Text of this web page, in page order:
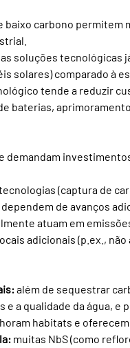
baixo carbono permitem
soluções tecnológicas
solares) comparado à
tende a reduzir
baterias,
demandam
(captura de
de avanços
atuam em
adicionais (p.ex.,
além de sequestrar
e a qualidade da água, e
habitats e
muitas NbS (como